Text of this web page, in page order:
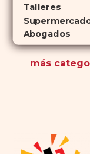
Talleres
Abogados
más